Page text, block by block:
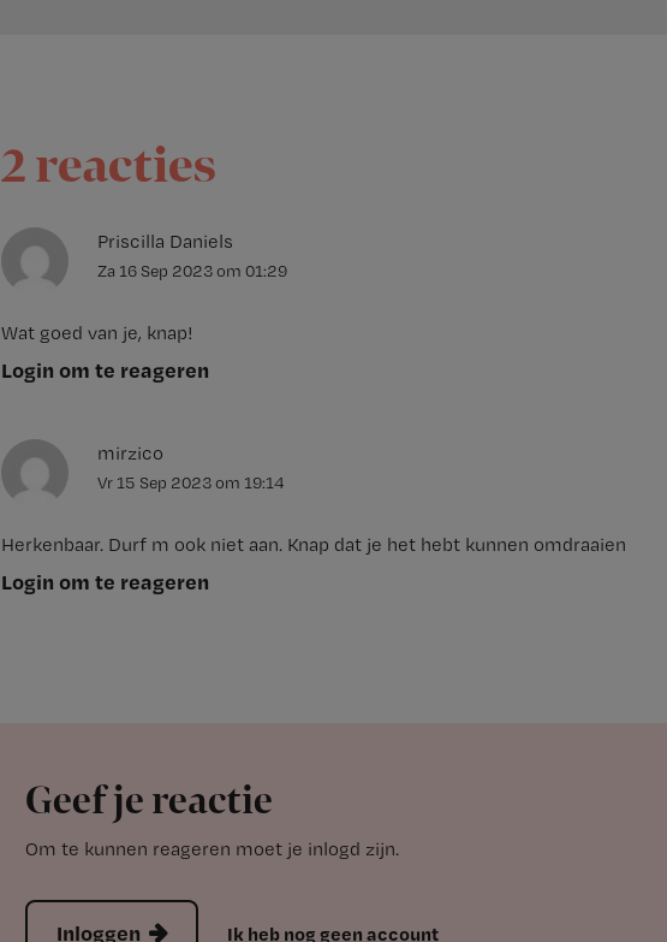
2 reacties
Priscilla Daniels
Za 16 Sep 2023om 01:29
Wat goed van je, knap!
Login om te reageren
mirzico
Vr 15 Sep 2023om 19:14
Herkenbaar. Durf m ook niet aan. Knap dat je het hebt kunnen omdraaien
Login om te reageren
Geef je reactie
Om te kunnen reageren moet je inlogd zijn.
Inloggen Ik heb nog geen account